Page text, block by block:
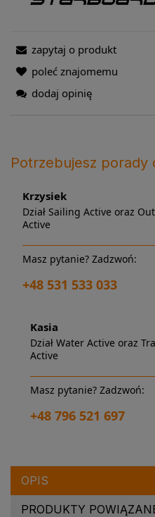
zapytaj o produkt
poleć znajomemu
dodaj opinię
Potrzebujesz porady
Krzysiek
Dział Sailing Active oraz
Active
Masz pytanie? Zadzwoń:
+48 531 533 033
Kasia
Dział Water Active oraz
Active
Masz pytanie? Zadzwoń:
+48 796 521 697
OPIS
PRODUKTY